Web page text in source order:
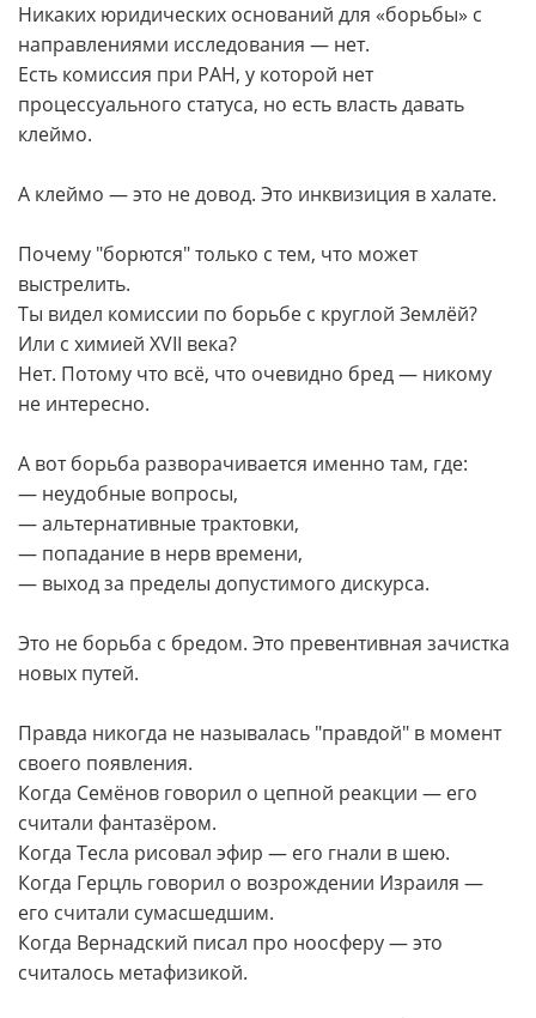
Никаких юридических оснований для «борьбы» с
направлениями исследования — нет.
Есть комиссия при РАН, у которой нет
процессуального статуса, но есть власть давать
клеймо.
А клеймо — это не довод. Это инквизиция в халате.
Почему "борются" только с тем, что может
выстрелить.
Ты видел комиссии по борьбе с круглой Землёй?
Или с химией XVII века?
Нет. Потому что всё, что очевидно бред — никому
не интересно.
А вот борьба разворачивается именно там, где:
— неудобные вопросы,
— альтернативные трактовки,
— попадание в нерв времени,
— выход за пределы допустимого дискурса.
Это не борьба с бредом. Это превентивная зачистка
новых путей.
Правда никогда не называлась "правдой" в момент
своего появления.
Когда Семёнов говорил о цепной реакции — его
считали фантазёром.
Когда Тесла рисовал эфир — его гнали в шею.
Когда Герцль говорил о возрождении Израиля —
его считали сумасшедшим.
Когда Вернадский писал про ноосферу — это
считалось метафизикой.